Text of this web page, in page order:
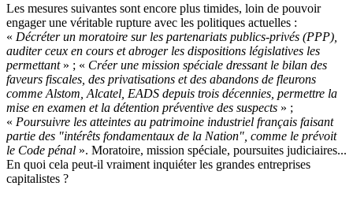
Les mesures suivantes sont encore plus timides, loin de pouvoir
engager une véritable rupture avec les politiques actuelles :
« Décréter un moratoire sur les partenariats publics-privés (PPP),
auditer ceux en cours et abroger les dispositions législatives les
permettant » ; « Créer une mission spéciale dressant le bilan des
faveurs fiscales, des privatisations et des abandons de fleurons
comme Alstom, Alcatel, EADS depuis trois décennies, permettre la
mise en examen et la détention préventive des suspects » ;
« Poursuivre les atteintes au patrimoine industriel français faisant
partie des "intérêts fondamentaux de la Nation", comme le prévoit
le Code pénal ». Moratoire, mission spéciale, poursuites judiciaires...
En quoi cela peut-il vraiment inquiéter les grandes entreprises
capitalistes ?